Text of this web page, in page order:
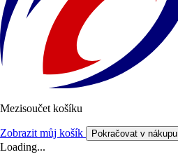
Mezisoučet košíku
Zobrazit můj košík Pokračovat v nákupu
Loading...